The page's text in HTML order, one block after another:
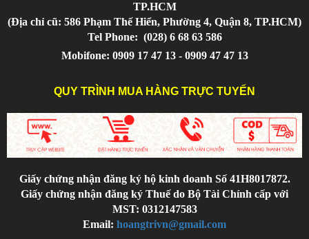
TP.HCM
(Địa chỉ cũ: 586 Phạm Thế Hiển, Phường 4, Quận 8, TP.HCM)
Tel Phone: (028) 6 68 63 586
Mobifone: 0909 17 47 13 - 0909 47 47 13
QUY TRÌNH MUA HÀNG TRỰC TUYẾN
Giấy chứng nhận đăng ký hộ kinh doanh Số 41H8017872.
Giấy chứng nhận đăng ký Thuế do Bộ Tài Chính cấp với
MST: 0312147583
Email: hoangtrivn@gmail.com